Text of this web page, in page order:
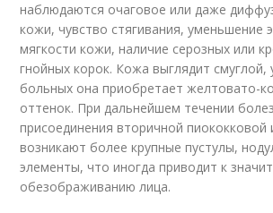
наблюдаются очаговое или даже
кожи, чувство стягивания, уменьшение
мягкости кожи, наличие серозных или
гнойных корок. Кожа выглядит смуглой,
больных она приобретает желтовато-
оттенок. При дальнейшем течении
присоединения вторичной пиококковой
возникают более крупные пустулы,
элементы, что иногда приводит к
обезображиванию лица.